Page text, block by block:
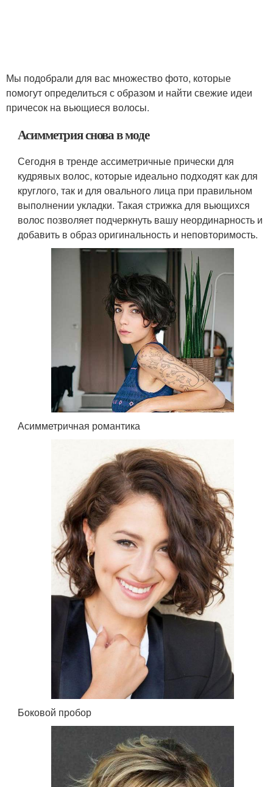
Мы подобрали для вас множество фото, которые
помогут определиться с образом и найти свежие идеи
причесок на вьющиеся волосы.
Асимметрия снова в моде
Сегодня в тренде ассиметричные прически для
кудрявых волос, которые идеально подходят как для
круглого, так и для овального лица при правильном
выполнении укладки. Такая стрижка для вьющихся
волос позволяет подчеркнуть вашу неординарность и
добавить в образ оригинальность и неповторимость.
Асимметричная романтика
Боковой пробор